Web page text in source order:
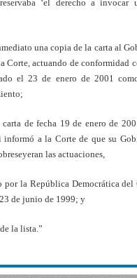
‘el derecho a invocar
una copia de la carta al
Corte, actuando de conformidad
el 23 de enero de 2001
de fecha 19 de enero de
a la Corte de que su
las actuaciones,
por la República Democrática del
de junio de 1999; y
la lista.”